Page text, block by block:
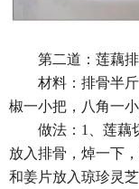
第二道：莲藕
材料：排骨半
椒一小把，八角一
做法：1、莲藕
放入排骨，焯一下
和姜片放入琼珍灵